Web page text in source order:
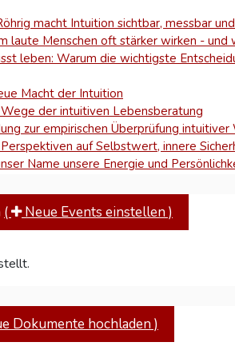
macht Intuition sichtbar, messbar
laute Menschen oft stärker wirken - und
leben: Warum die wichtigste
Macht der Intuition
der intuitiven Lebensberatung
zur empirischen Überprüfung
auf Selbstwert, innere
Name unsere Energie und
( Neue Events einstellen )
Dokumente hochladen )